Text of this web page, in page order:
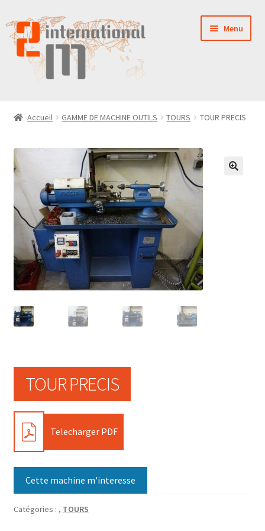
Aller
à
la
navigation
Aller
au
contenu
Menu
VENTES
PIÈCES DÉTACHÉES
CONTACT
Accueil GAMME DE MACHINE OUTILS TOURS TOUR PRECIS
TOUR PRECIS
PDF Telecharger PDF
Cette machine m'interesse
Catégories : , TOURS